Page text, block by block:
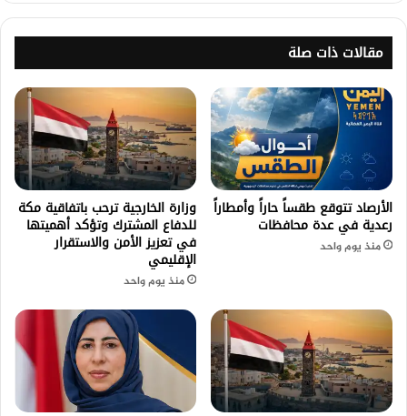
مقالات ذات صلة
الأرصاد تتوقع طقساً حاراً وأمطاراً
رعدية في عدة محافظات
منذ يوم واحد
وزارة الخارجية ترحب باتفاقية مكة
للدفاع المشترك وتؤكد أهميتها
في تعزيز الأمن والاستقرار
الإقليمي
منذ يوم واحد